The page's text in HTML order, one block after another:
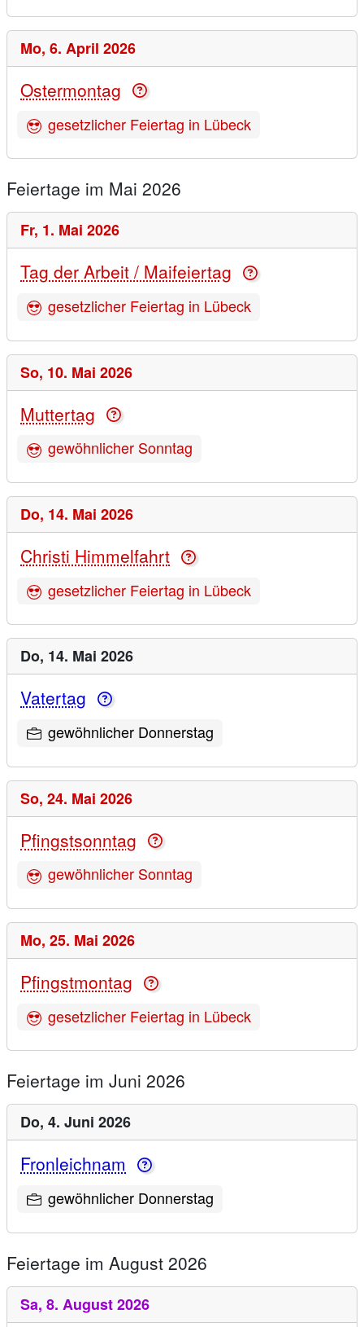
Mo, 6. April 2026
Ostermontag
gesetzlicher Feiertag in Lübeck
Feiertage im Mai 2026
Fr, 1. Mai 2026
Tag der Arbeit / Maifeiertag
gesetzlicher Feiertag in Lübeck
So, 10. Mai 2026
Muttertag
gewöhnlicher Sonntag
Do, 14. Mai 2026
Christi Himmelfahrt
gesetzlicher Feiertag in Lübeck
Do, 14. Mai 2026
Vatertag
gewöhnlicher Donnerstag
So, 24. Mai 2026
Pfingstsonntag
gewöhnlicher Sonntag
Mo, 25. Mai 2026
Pfingstmontag
gesetzlicher Feiertag in Lübeck
Feiertage im Juni 2026
Do, 4. Juni 2026
Fronleichnam
gewöhnlicher Donnerstag
Feiertage im August 2026
Sa, 8. August 2026